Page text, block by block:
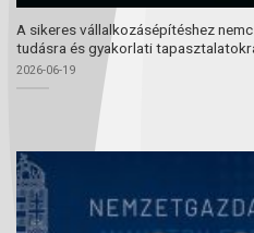
A sikeres vállalkozásépítéshez
tudásra és gyakorlati
2026-06-19